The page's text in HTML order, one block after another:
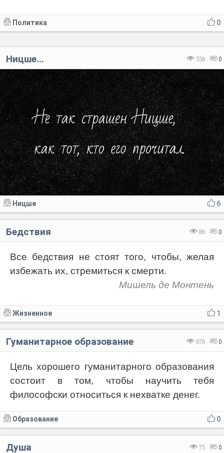
0
Политика
550 0
Ницше...
6
Ницше
86 0
Бедствия
Все бедствия не стоят того, чтобы, желая
избежать их, стремиться к смерти.
Мишель де Монтень
1
Жизненное
676 0
Гуманитарное образование
Цель хорошего гуманитарного образования
состоит в том, чтобы научить тебя
философски относиться к нехватке денег.
0
Образование
75 0
Душа